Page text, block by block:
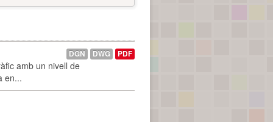
amb un nivell de
en...
DGN DWG PDF